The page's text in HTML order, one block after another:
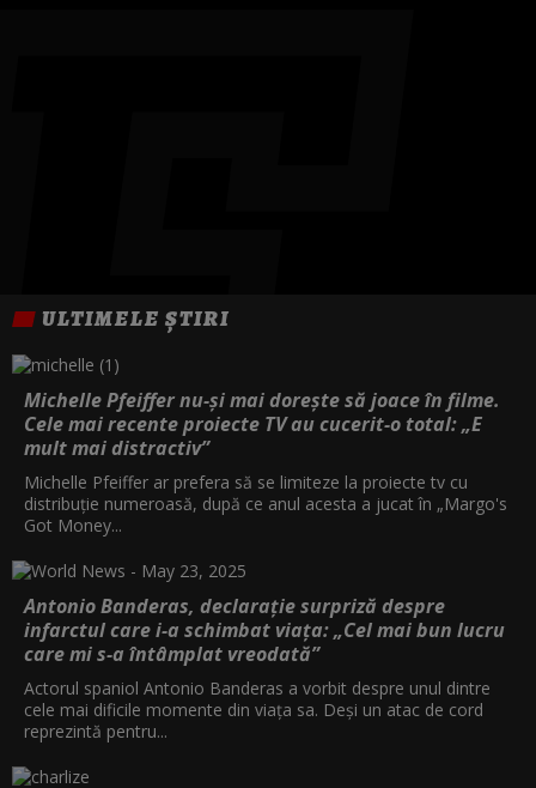
ULTIMELE ȘTIRI
Michelle Pfeiffer nu-și mai dorește să joace în filme.
Cele mai recente proiecte TV au cucerit-o total: „E
mult mai distractiv”
Michelle Pfeiffer ar prefera să se limiteze la proiecte tv cu
distribuție numeroasă, după ce anul acesta a jucat în „Margo's
Got Money...
Antonio Banderas, declarație surpriză despre
infarctul care i-a schimbat viața: „Cel mai bun lucru
care mi s-a întâmplat vreodată”
Actorul spaniol Antonio Banderas a vorbit despre unul dintre
cele mai dificile momente din viața sa. Deși un atac de cord
reprezintă pentru...